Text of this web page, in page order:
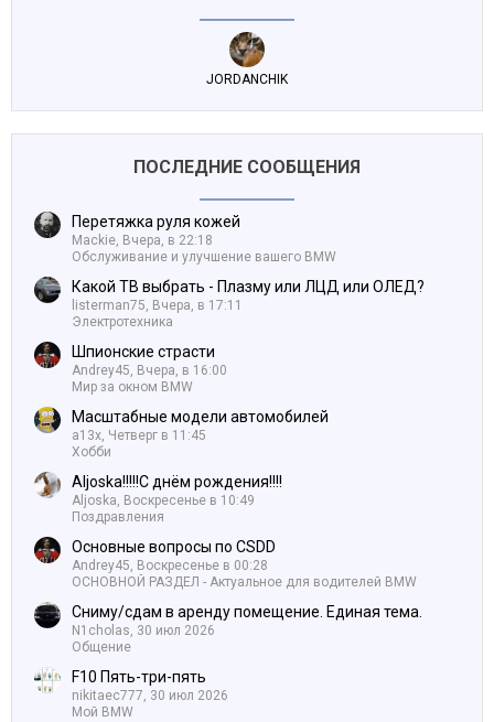
JORDANCHIK
ПОСЛЕДНИЕ СООБЩЕНИЯ
Перетяжка руля кожей
Mackie, Вчера, в 22:18
Обслуживание и улучшение вашего BMW
Какой ТВ выбрать - Плазму или ЛЦД или ОЛЕД?
listerman75, Вчера, в 17:11
Электротехника
Шпионские страсти
Andrey45, Вчера, в 16:00
Мир за окном BMW
Масштабные модели автомобилей
a13x, Четверг в 11:45
Хобби
Aljoska!!!!!С днём рождения!!!!
Aljoska, Воскресенье в 10:49
Поздравления
Основные вопросы по CSDD
Andrey45, Воскресенье в 00:28
ОСНОВНОЙ РАЗДЕЛ - Актуальное для водителей BMW
Сниму/сдам в аренду помещение. Единая тема.
N1cholas, 30 июл 2026
Общение
F10 Пять-три-пять
nikitaec777, 30 июл 2026
Мой BMW